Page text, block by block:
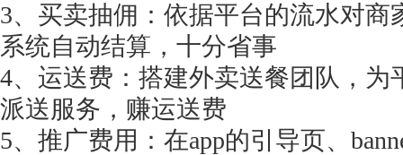
3、买卖抽佣：依据平台的流水对
系统自动结算，十分省事
4、运送费：搭建外卖送餐团队，
派送服务，赚运送费
5、推广费用：在app的引导页、